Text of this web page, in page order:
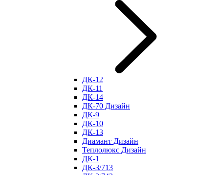
ДК-12
ДК-11
ДК-14
ДК-70 Дизайн
ДК-9
ДК-10
ДК-13
Диамант Дизайн
Теплолюкс Дизайн
ДК-1
ДК-3/713